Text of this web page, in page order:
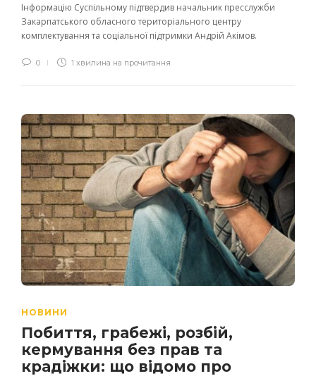
Інформацію Суспільному підтвердив начальник пресслужби
Закарпатського обласного територіального центру
комплектування та соціальної підтримки Андрій Акімов.
0 1 хвилина на прочитання
НОВИНИ
Побиття, грабежі, розбій,
кермування без прав та
крадіжки: що відомо про